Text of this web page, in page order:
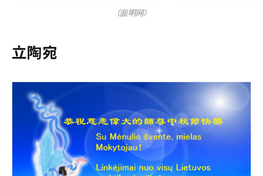
（圆明网）
立陶宛